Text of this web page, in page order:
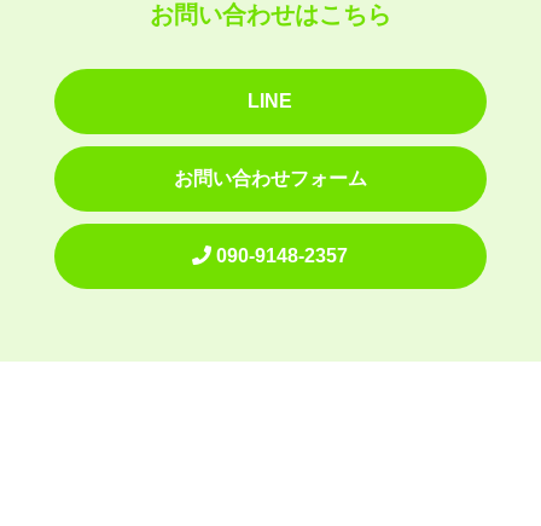
お問い合わせはこちら
LINE
お問い合わせフォーム
090-9148-2357